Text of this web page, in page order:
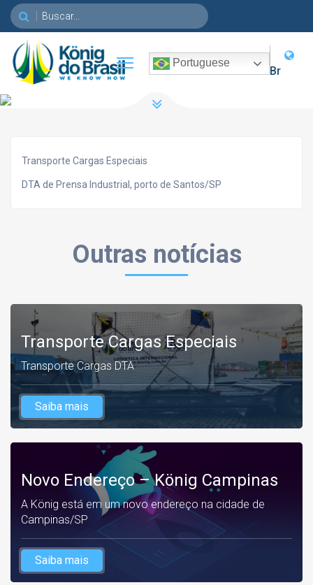
Toggle main menu visibility
Portuguese
Br
Transporte Cargas Especiais
DTA de Prensa Industrial, porto de Santos/SP
Outras notícias
Transporte Cargas Especiais
Transporte Cargas DTA
Saiba mais
Novo Endereço – König Campinas
A König está em um novo endereço na cidade de
Campinas/SP
Saiba mais